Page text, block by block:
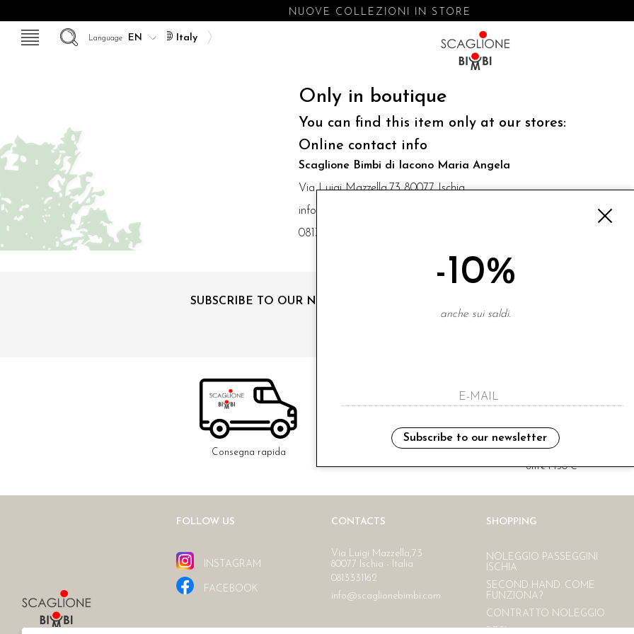
NUOVE COLLEZIONI IN STORE
Italy
Language
Only in boutique
You can find this item only at our stores:
Online contact info
Scaglione Bimbi di Iacono Maria Angela
Via Luigi Mazzella,73 80077 Ischia
info@scaglionebimbi.com
0813331162
SUBSCRIBE TO OUR NEWSLETTER
Consegna rapida
oltre i 150 €
FOLLOW US
INSTAGRAM
FACEBOOK
CONTACTS
Via Luigi Mazzella,73
80077 Ischia - Italia
0813331162
info@scaglionebimbi.com
SHOPPING
NOLEGGIO PASSEGGINI
ISCHIA
SECOND HAND. COME
FUNZIONA?
CONTRATTO NOLEGGIO
-10%
anche sui saldi.
Subscribe to our newsletter